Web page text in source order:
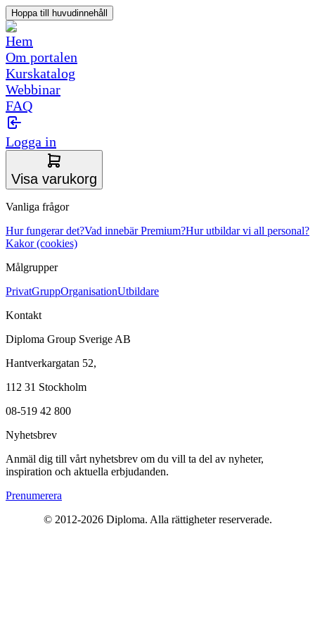
Hoppa till huvudinnehåll
Hem
Om portalen
Kurskatalog
Webbinar
FAQ
Logga in
Visa varukorg
Vanliga frågor
Hur fungerar det?Vad innebär Premium?Hur utbildar vi all personal?
Kakor (cookies)
Målgrupper
PrivatGruppOrganisationUtbildare
Kontakt
Diploma Group Sverige AB
Hantverkargatan 52,
112 31 Stockholm
08-519 42 800
Nyhetsbrev
Anmäl dig till vårt nyhetsbrev om du vill ta del av nyheter,
inspiration och aktuella erbjudanden.
Prenumerera
© 2012-2026Diploma. Alla rättigheter reserverade.